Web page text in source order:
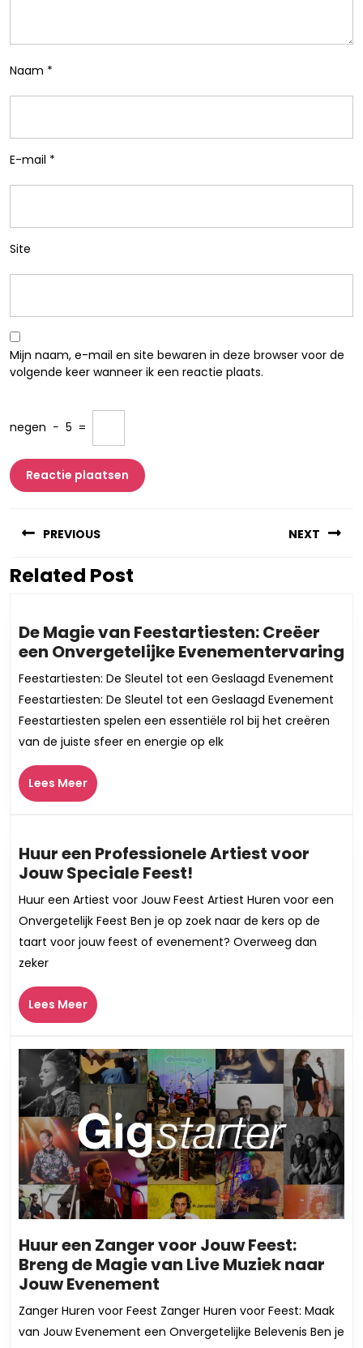
Naam *
E-mail *
Site
Mijn naam, e-mail en site bewaren in deze browser voor de
volgende keer wanneer ik een reactie plaats.
negen − 5 =
PREVIOUS
Vorig
NEXT
Related Post
De Magie van Feestartiesten: Creëer
een Onvergetelijke Evenementervaring
Feestartiesten: De Sleutel tot een Geslaagd Evenement
Feestartiesten: De Sleutel tot een Geslaagd Evenement
Feestartiesten spelen een essentiële rol bij het creëren
van de juiste sfeer en energie op elk
Lees MeerLees
Meer
Huur een Professionele Artiest voor
Jouw Speciale Feest!
een
Professionele
Artiest
voor
Huur een Artiest voor Jouw Feest Artiest Huren voor een
Onvergetelijk Feest Ben je op zoek naar de kers op de
taart voor jouw feest of evenement? Overweeg dan
zeker
Lees MeerLees
Meer
Huur een Zanger voor Jouw Feest:
Breng de Magie van Live Muziek naar
Jouw Evenement
een
Zanger
voor
Zanger Huren voor Feest Zanger Huren voor Feest: Maak
van Jouw Evenement een Onvergetelijke Belevenis Ben je